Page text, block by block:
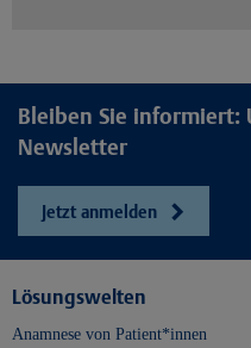
Bleiben Sie informiert:
Newsletter
Jetzt anmelden
Lösungswelten
Anamnese von Patient*innen